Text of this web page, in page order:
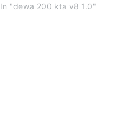
In "dewa 200 kta v8 1.0"